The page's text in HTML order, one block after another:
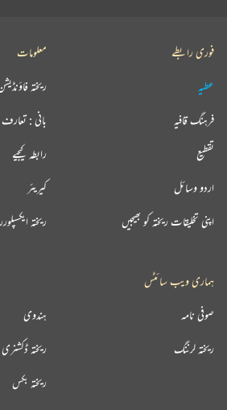
فوری رابطے
عطیہ
فرہنگ قافیہ
تقطیع
اردو وسائل
اپنی تخلیقات ریختہ کو بھیجیں
معلومات
ریختہ
بانی : تعارف
رابطہ کیجیے
کیریئر
ریختہ ایکسپلورر
ہماری ویب سائٹس
ہندوی صوفی نامہ
ریختہ ڈکشنری ریختہ لرننگ
ریختہ بکس